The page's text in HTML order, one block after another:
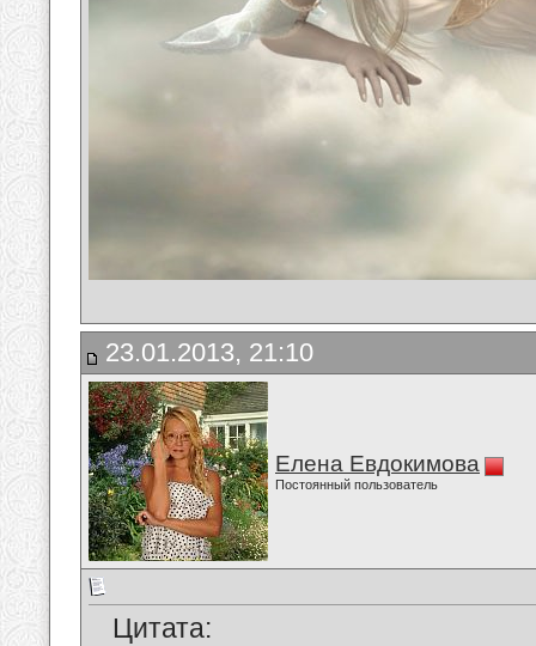
23.01.2013, 21:10
Елена Евдокимова
Постоянный пользователь
Цитата: